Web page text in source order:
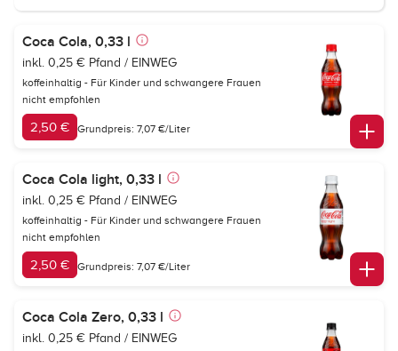
Coca Cola, 0,33 l
inkl. 0,25 € Pfand / EINWEG
koffeinhaltig - Für Kinder und schwangere Frauen
nicht empfohlen
2,50 € Grundpreis: 7,07 €/Liter
Coca Cola light, 0,33 l
inkl. 0,25 € Pfand / EINWEG
koffeinhaltig - Für Kinder und schwangere Frauen
nicht empfohlen
2,50 € Grundpreis: 7,07 €/Liter
Coca Cola Zero, 0,33 l
inkl. 0,25 € Pfand / EINWEG